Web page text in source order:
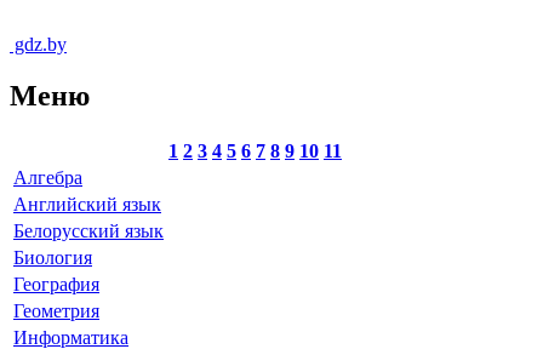
gdz.by
Меню
1 2 3 4 5 6 7 8 9 10 11
Алгебра
Английский язык
Белорусский язык
Биология
География
Геометрия
Информатика